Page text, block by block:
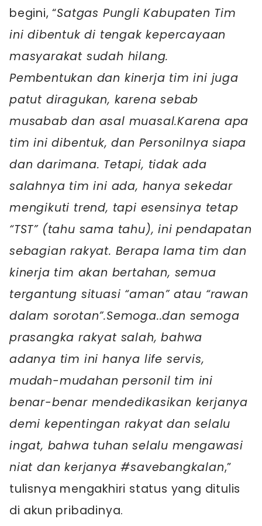
begini, “Satgas Pungli Kabupaten Tim
ini dibentuk di tengak kepercayaan
masyarakat sudah hilang.
Pembentukan dan kinerja tim ini juga
patut diragukan, karena sebab
musabab dan asal muasal.Karena apa
tim ini dibentuk, dan Personilnya siapa
dan darimana. Tetapi, tidak ada
salahnya tim ini ada, hanya sekedar
mengikuti trend, tapi esensinya tetap
“TST” (tahu sama tahu), ini pendapatan
sebagian rakyat. Berapa lama tim dan
kinerja tim akan bertahan, semua
tergantung situasi “aman” atau “rawan
dalam sorotan”.Semoga..dan semoga
prasangka rakyat salah, bahwa
adanya tim ini hanya life servis,
mudah-mudahan personil tim ini
benar-benar mendedikasikan kerjanya
demi kepentingan rakyat dan selalu
ingat, bahwa tuhan selalu mengawasi
niat dan kerjanya #savebangkalan,”
tulisnya mengakhiri status yang ditulis
di akun pribadinya.